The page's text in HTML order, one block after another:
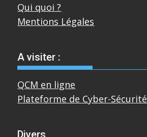
Qui quoi ?
Mentions Légales
A visiter :
QCM en ligne
Plateforme de Cyber-Sécurité